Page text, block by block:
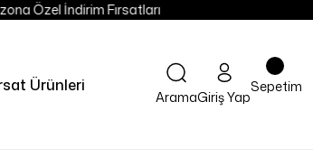
Özel İndirim Fırsatları
Ürünleri
AramaGiriş Yap
Sepetim